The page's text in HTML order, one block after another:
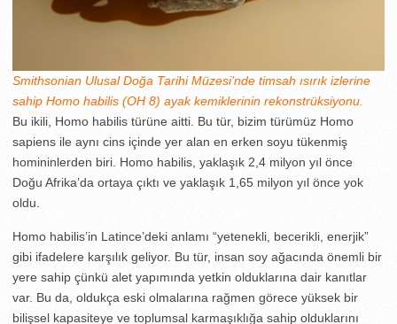
Smithsonian Ulusal Doğa Tarihi Müzesi’nde timsah ısırık izlerine
sahip Homo habilis (OH 8) ayak kemiklerinin rekonstrüksiyonu.
Bu ikili, Homo habilis türüne aitti. Bu tür, bizim türümüz Homo
sapiens ile aynı cins içinde yer alan en erken soyu tükenmiş
homininlerden biri. Homo habilis, yaklaşık 2,4 milyon yıl önce
Doğu Afrika’da ortaya çıktı ve yaklaşık 1,65 milyon yıl önce yok
oldu.
Homo habilis’in Latince’deki anlamı “yetenekli, becerikli, enerjik”
gibi ifadelere karşılık geliyor. Bu tür, insan soy ağacında önemli bir
yere sahip çünkü alet yapımında yetkin olduklarına dair kanıtlar
var. Bu da, oldukça eski olmalarına rağmen görece yüksek bir
bilişsel kapasiteye ve toplumsal karmaşıklığa sahip olduklarını